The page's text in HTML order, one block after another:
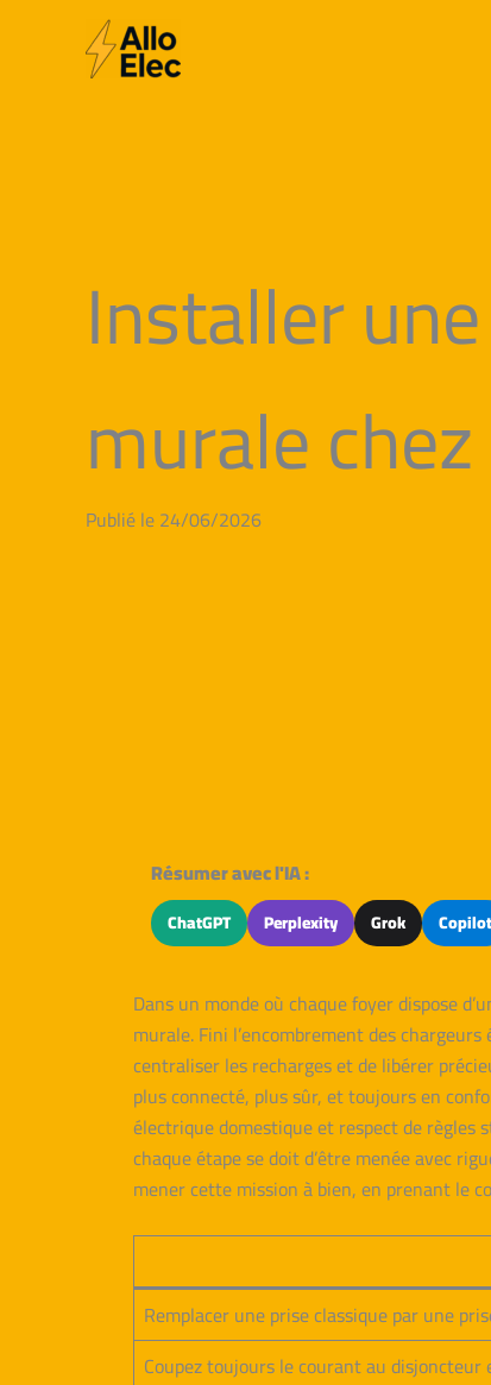
Installer
murale
Publié le 24/06/2026
Résumer avec l'IA :
ChatGPT Perplexity Grok Copilot
Dans un monde où chaque foyer dispose
murale. Fini l’encombrement des
centraliser les recharges et de libérer
plus connecté, plus sûr, et toujours en
électrique domestique et respect de règles
chaque étape se doit d’être menée avec
mener cette mission à bien, en prenant le
Remplacer une prise classique par une
Coupez toujours le courant au